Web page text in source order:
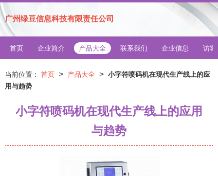
广州绿豆信息科技有限责任公司
首页 企业简介 产品大全 联系我们 企业信息 访客
当前位置： 首页 > 产品大全 > 小字符喷码机在现代生产线上的应
用与趋势
小字符喷码机在现代生产线上的应用
与趋势